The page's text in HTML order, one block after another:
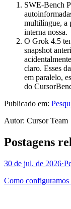
SWE-Bench
multilíngue, a
interna nossa.
O Grok 4.5
snapshot
claro. Esses
em paralelo,
do
Publicado em:
Autor: Cursor Team
Postagens
30 de jul. de 2026·
Como configuramos